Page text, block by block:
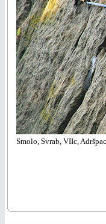
Smolo, Svrab, VIIc,